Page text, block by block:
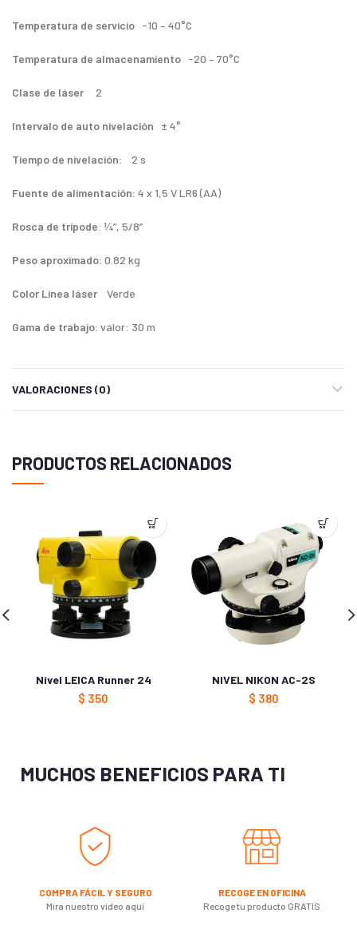
Temperatura de servicio -10 – 40°C
Temperatura de almacenamiento -20 – 70°C
Clase de láser 2
Intervalo de auto nivelación ± 4°
Tiempo de nivelación: 2 s
Fuente de alimentación: 4 x 1,5 V LR6 (AA)
Rosca de trípode: ¼”, 5/8”
Peso aproximado: 0.82 kg
Color Línea láser Verde
Gama de trabajo: valor: 30 m
VALORACIONES (0)
PRODUCTOS RELACIONADOS
Nivel LEICA Runner 24
$ 350
NIVEL NIKON AC-2S
$ 380
MUCHOS BENEFICIOS PARA TI
COMPRA FÁCIL Y SEGURO
Mira nuestro video aquí
RECOGE EN OFICINA
Recoge tu producto GRATIS